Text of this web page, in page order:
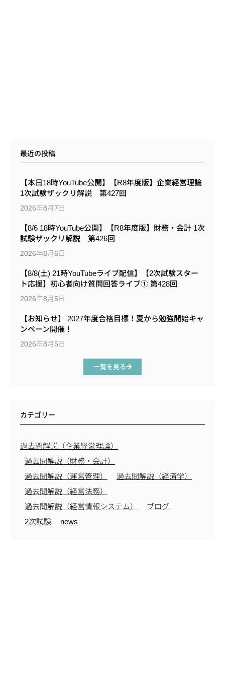
最近の投稿
【本日18時YouTube公開】【R8年度版】企業経営理論
1次試験ザックリ解説 第427回
2026年8月7日
【8/6 18時YouTube公開】【R8年度版】財務・会計 1次
試験ザックリ解説 第426回
2026年8月6日
【8/8(土) 21時YouTubeライブ配信】【2次試験スター
ト応援】初心者向け質問回答ライブ① 第428回
2026年8月5日
【お知らせ】 2027年度合格目標！夏から勉強開始キャ
ンペーン開催！
2026年8月5日
一覧を見る
カテゴリー
過去問解説（企業経営理論）
過去問解説（財務・会計）
過去問解説（運営管理）
過去問解説（経済学）
過去問解説（経営法務）
過去問解説（経営情報システム）
ブログ
2次試験
news